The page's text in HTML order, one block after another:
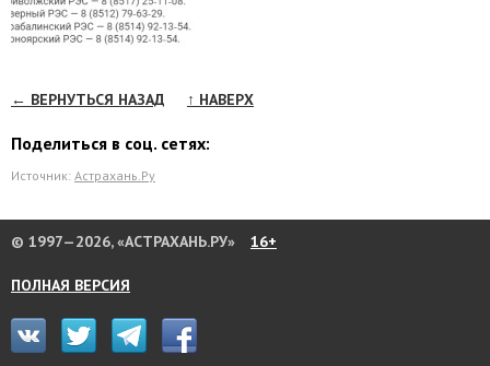
← ВЕРНУТЬСЯ НАЗАД ↑ НАВЕРХ
Поделиться в соц. сетях:
Источник: Астрахань.Ру
© 1997—2026, «АСТРАХАНЬ.РУ» 16+
ПОЛНАЯ ВЕРСИЯ